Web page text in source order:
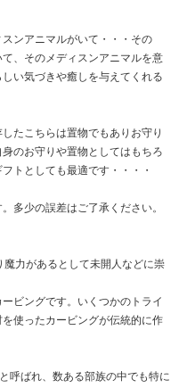
ンアニマルがいて・・・その
、そのメディスンアニマルを意
い気づきや癒しを与えてくれる
たこちらは置物でもありお守り
のお守りや置物としてはもちろ
トとしても最適です・・・・
多少の誤差はご了承ください。
力があるとして未開人などに崇
ビングです。いくつかのトライ
使ったカービングが伝統的に作
呼ばれ、数ある部族の中でも特に